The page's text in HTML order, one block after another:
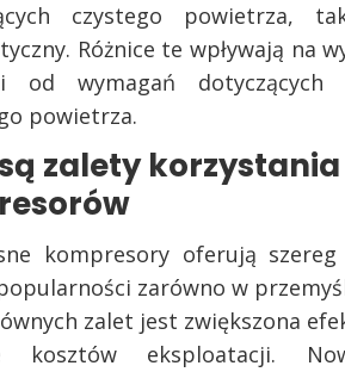
czystego powietrza,
Różnice te wpływają
od wymagań
powietrza.
zalety
kompresory oferują
zarówno w
zalet jest zwiększona
kosztów eksploatacji.